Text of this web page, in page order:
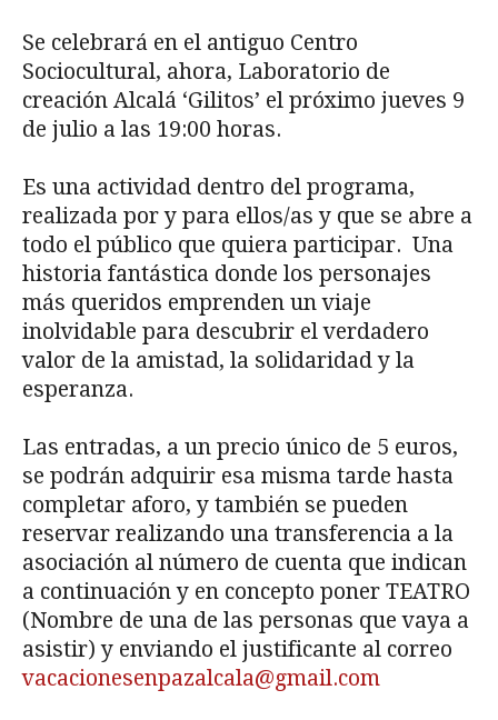
Se celebrará en el antiguo Centro
Sociocultural, ahora, Laboratorio de
creación Alcalá ‘Gilitos’ el próximo jueves 9
de julio a las 19:00 horas.
Es una actividad dentro del programa,
realizada por y para ellos/as y que se abre a
todo el público que quiera participar. Una
historia fantástica donde los personajes
más queridos emprenden un viaje
inolvidable para descubrir el verdadero
valor de la amistad, la solidaridad y la
esperanza.
Las entradas, a un precio único de 5 euros,
se podrán adquirir esa misma tarde hasta
completar aforo, y también se pueden
reservar realizando una transferencia a la
asociación al número de cuenta que indican
a continuación y en concepto poner TEATRO
(Nombre de una de las personas que vaya a
asistir) y enviando el justificante al correo
vacacionesenpazalcala@gmail.com